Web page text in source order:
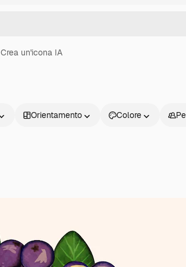
Crea un'icona IA
Orientamento Colore
Prodotti